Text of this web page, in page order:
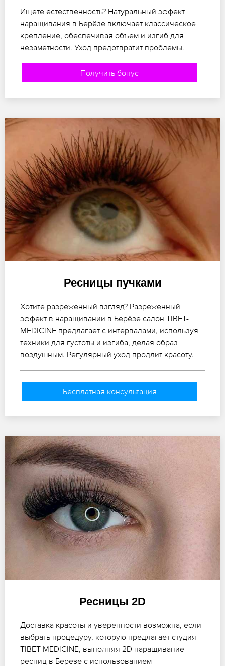
Ищете естественность? Натуральный эффект
наращивания в Берёзе включает классическое
крепление, обеспечивая объем и изгиб для
незаметности. Уход предотвратит проблемы.
Получить бонус
Ресницы пучками
Хотите разреженный взгляд? Разреженный
эффект в наращивании в Берёзе салон TIBET-
MEDICINE предлагает с интервалами, используя
техники для густоты и изгиба, делая образ
воздушным. Регулярный уход продлит красоту.
Бесплатная консультация
Ресницы 2D
Доставка красоты и уверенности возможна, если
выбрать процедуру, которую предлагает студия
TIBET-MEDICINE, выполняя 2D наращивание
ресниц в Берёзе с использованием